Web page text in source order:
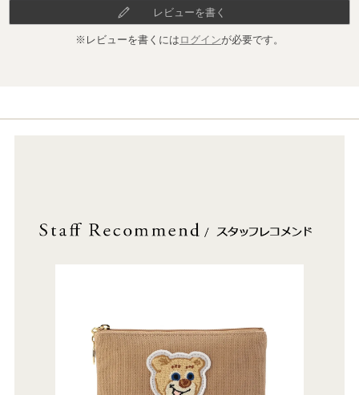
レビューを書く
※レビューを書くには ログインが必要です。